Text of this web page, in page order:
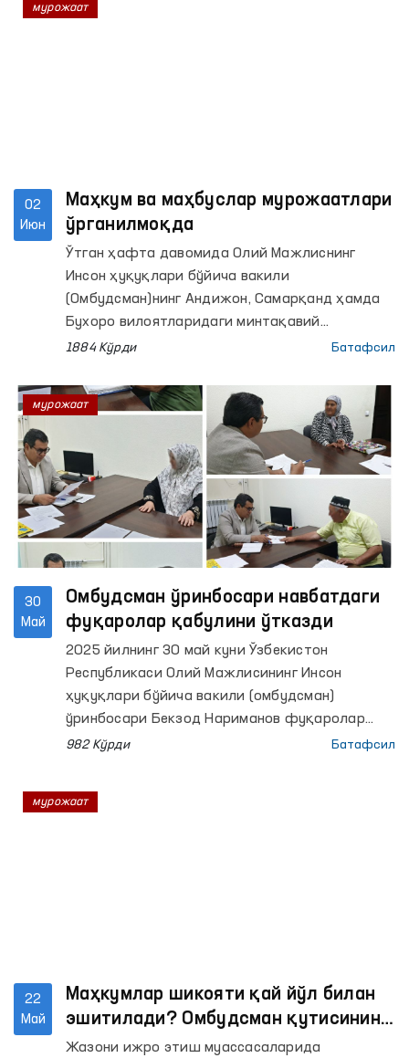
02
Июн
Маҳкум ва маҳбуслар мурожаатлари
ўрганилмоқда
Ўтган ҳафта давомида Олий Мажлиснинг
Инсон ҳуқуқлари бўйича вакили
(Омбудсман)нинг Андижон, Самарқанд ҳамда
Бухоро вилоятларидаги минтақавий
вакиллари томонидан колония ва
мурожаатлари ўрганилди.
1884 Кўрди Батафсил
мурожаат
30
Май
Омбудсман ўринбосари навбатдаги
фуқаролар қабулини ўтказди
2025 йилнинг 30 май куни Ўзбекистон
Республикаси Олий Мажлисининг Инсон
ҳуқуқлари бўйича вакили (омбудсман)
ўринбосари Бекзод Нариманов фуқаролар
қабулини ўтказди.
982 Кўрди Батафсил
мурожаат
22
Май
Маҳкумлар шикояти қай йўл билан
эшитилади? Омбудсман қутисининг
аҳамияти
Жазони ижро этиш муассасаларида
мурожаат